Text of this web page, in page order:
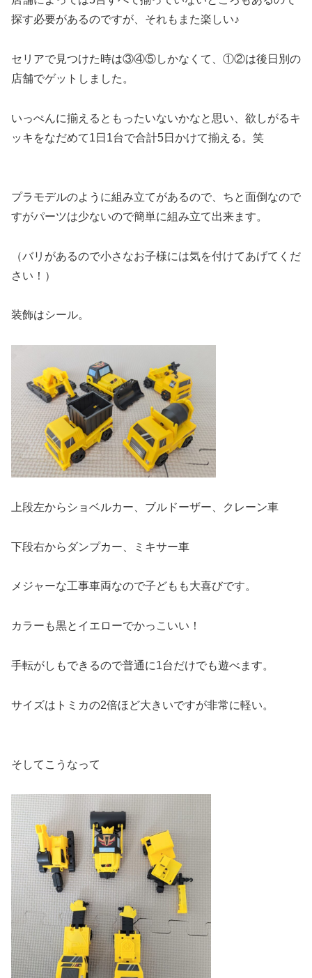
探す必要があるのですが、それもまた楽しい♪
セリアで見つけた時は③④⑤しかなくて、①②は後日別の
店舗でゲットしました。
いっぺんに揃えるともったいないかなと思い、欲しがるキ
ッキをなだめて1日1台で合計5日かけて揃える。笑
プラモデルのように組み立てがあるので、ちと面倒なので
すがパーツは少ないので簡単に組み立て出来ます。
（バリがあるので小さなお子様には気を付けてあげてくだ
さい！）
装飾はシール。
上段左からショベルカー、ブルドーザー、クレーン車
下段右からダンプカー、ミキサー車
メジャーな工事車両なので子どもも大喜びです。
カラーも黒とイエローでかっこいい！
手転がしもできるので普通に1台だけでも遊べます。
サイズはトミカの2倍ほど大きいですが非常に軽い。
そしてこうなって